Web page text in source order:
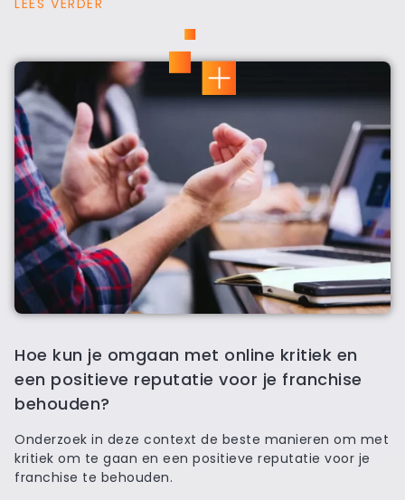
LEES VERDER
Hoe kun je omgaan met online kritiek en
een positieve reputatie voor je franchise
behouden?
Onderzoek in deze context de beste manieren om met
kritiek om te gaan en een positieve reputatie voor je
franchise te behouden.